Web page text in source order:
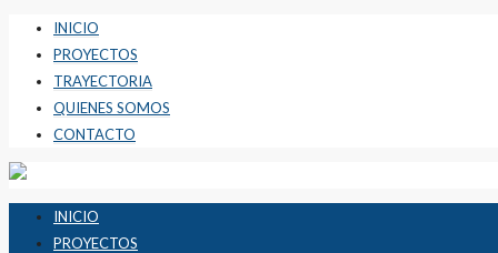
INICIO
PROYECTOS
TRAYECTORIA
QUIENES SOMOS
CONTACTO
INICIO
PROYECTOS